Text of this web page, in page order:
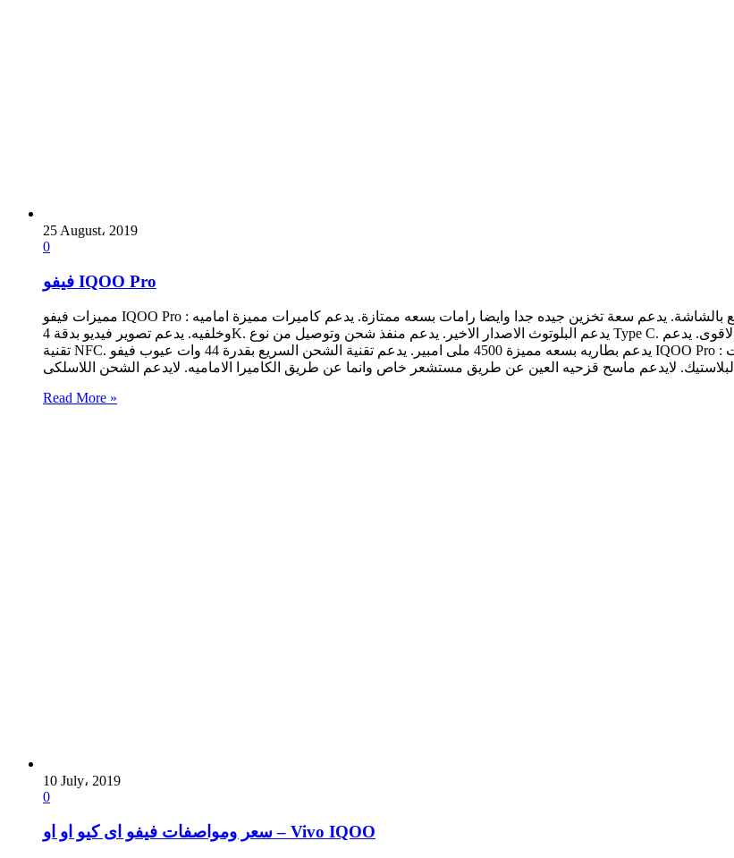
25 August، 2019
0
فيفو IQOO Pro
مميزات فيفو IQOO Pro : شاشة الهاتف من النوع الممتاز وتاتى بدقة مميزة والوان رائعه. يدعم بصمة الاصبع بالشاشة. يدعم سعة تخزين جيده جدا وايضا رامات بسعه ممتازة. يدعم كاميرات مميزة اماميه
وخلفيه. يدعم تصوير فيديو بدقة 4K. يدعم البلوتوث الاصدار الاخير. يدعم منفذ شحن وتوصيل من نوع Type C. اداء الهاتف ممتاز وهو افضل اداء بفضل معالج سناب دراجون 855 بلس الاحدث والاقوى. يدعم
تقنية NFC. يدعم بطاريه بسعه مميزة 4500 ملى امبير. يدعم تقنية الشحن السريع بقدرة 44 وات عيوب فيفو IQOO Pro : شاشة الهاتف لايوجد بها طبقة حمايه ضد الخدوش. الهاتف مصنع من خامات
البلاستيك. لايدعم ماسح قزحيه العين عن طريق مستشعر خاص وانما عن طريق الكاميرا الاماميه. لايدعم الشحن اللاسلكى
Read More »
10 July، 2019
0
سعر ومواصفات فيفو اى كيو او او – Vivo IQOO